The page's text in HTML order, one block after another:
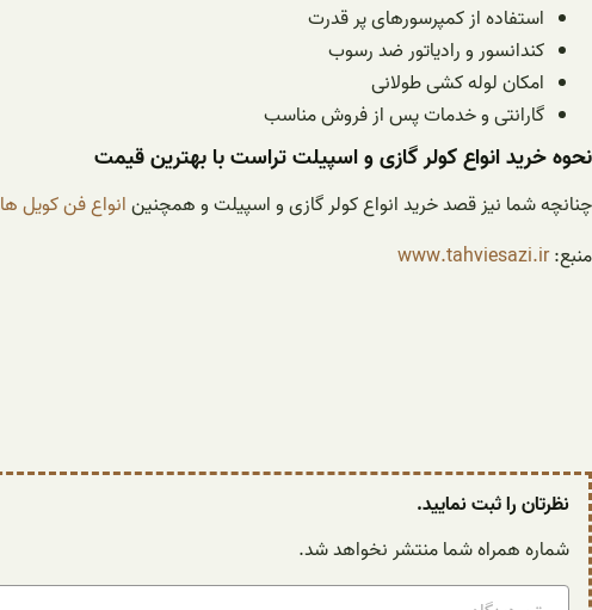
استفاده از کمپرسورهای پر قدرت
کندانسور و رادیاتور ضد رسوب
امکان لوله کشی طولانی
گارانتی و خدمات پس از فروش مناسب
نحوه خرید انواع کولر گازی و اسپیلت تراست با بهترین قیمت
چنانچه شما نیز قصد خرید انواع کولر گازی و اسپیلت و همچنینانواع فن کویل ها
منبع:www.tahviesazi.ir
نظرتان را ثبت نمایید.
شماره همراه شما منتشر نخواهد شد.